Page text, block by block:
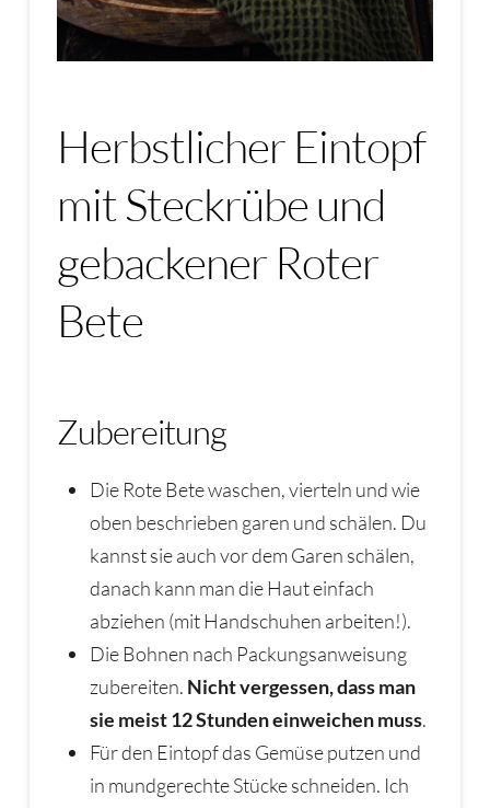
Herbstlicher Eintopf
mit Steckrübe und
gebackener Roter
Bete
Zubereitung
Die Rote Bete waschen, vierteln und wie
oben beschrieben garen und schälen. Du
kannst sie auch vor dem Garen schälen,
danach kann man die Haut einfach
abziehen (mit Handschuhen arbeiten!).
Die Bohnen nach Packungsanweisung
zubereiten. Nicht vergessen, dass man
sie meist 12 Stunden einweichen muss.
Für den Eintopf das Gemüse putzen und
in mundgerechte Stücke schneiden. Ich